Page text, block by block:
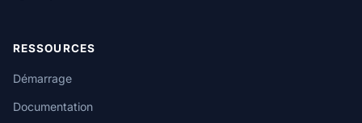
RESSOURCES
Démarrage
Documentation